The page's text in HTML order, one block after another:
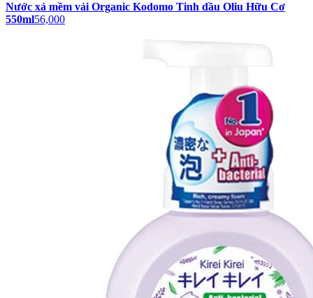
Nước xả mềm vải Organic Kodomo Tinh dầu Oliu Hữu Cơ
550ml56,000